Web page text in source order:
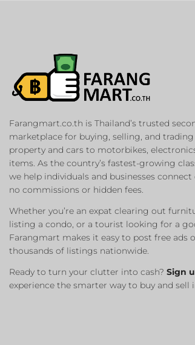
Farangmart.co.th is Thailand’s trusted
marketplace for buying, selling, and
property and cars to motorbikes,
items. As the country’s fastest-growing
we help individuals and businesses
no commissions or hidden fees.
Whether you’re an expat clearing out
listing a condo, or a tourist looking for a
Farangmart makes it easy to post free ads
thousands of listings nationwide.
Ready to turn your clutter into cash? Sign
experience the smarter way to buy and sell